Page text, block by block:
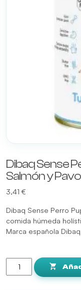
Dibaq Sense
Salmón y
3,41 €
Dibaq Sense Perro
comida húmeda
Marca española Dibaq.
Sense
Perro